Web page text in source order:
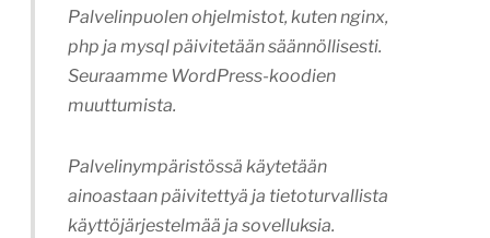
Palvelinpuolen ohjelmistot, kuten nginx,
php ja mysql päivitetään säännöllisesti.
Seuraamme WordPress-koodien
muuttumista.
Palvelinympäristössä käytetään
ainoastaan päivitettyä ja tietoturvallista
käyttöjärjestelmää ja sovelluksia.